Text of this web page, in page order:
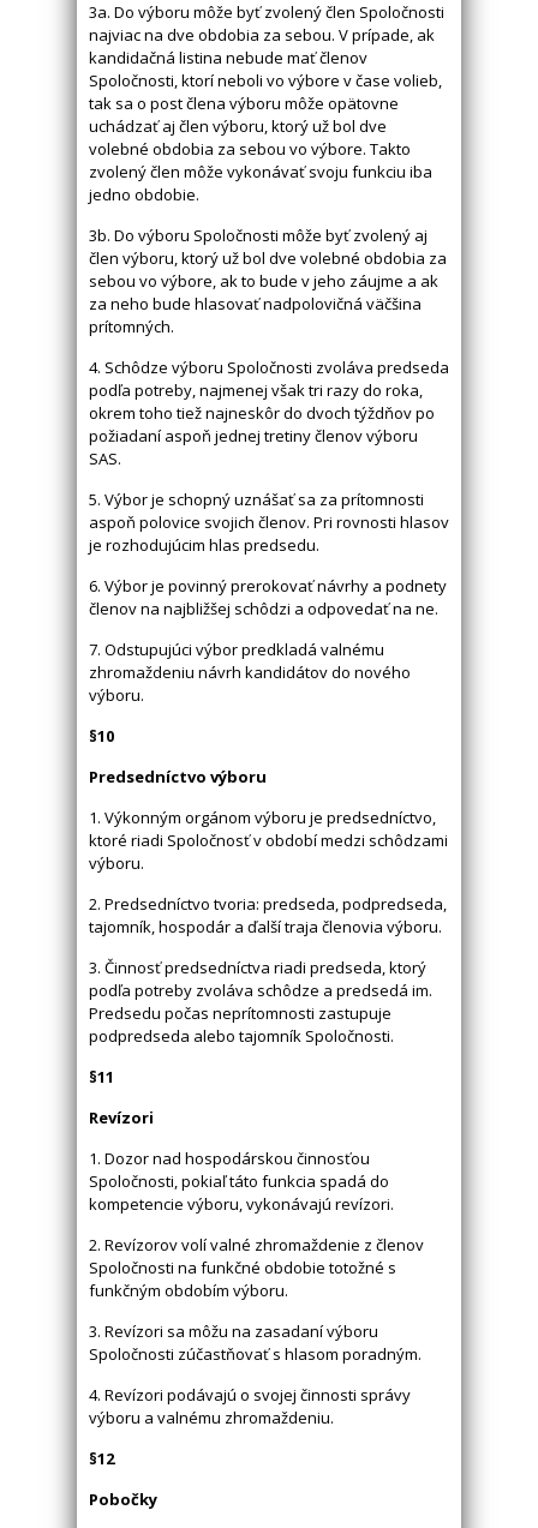
3a. Do výboru môže byť zvolený člen Spoločnosti
najviac na dve obdobia za sebou. V prípade, ak
kandidačná listina nebude mať členov
Spoločnosti, ktorí neboli vo výbore v čase volieb,
tak sa o post člena výboru môže opätovne
uchádzať aj člen výboru, ktorý už bol dve
volebné obdobia za sebou vo výbore. Takto
zvolený člen môže vykonávať svoju funkciu iba
jedno obdobie.
3b. Do výboru Spoločnosti môže byť zvolený aj
člen výboru, ktorý už bol dve volebné obdobia za
sebou vo výbore, ak to bude v jeho záujme a ak
za neho bude hlasovať nadpolovičná väčšina
prítomných.
4. Schôdze výboru Spoločnosti zvoláva predseda
podľa potreby, najmenej však tri razy do roka,
okrem toho tiež najneskôr do dvoch týždňov po
požiadaní aspoň jednej tretiny členov výboru
SAS.
5. Výbor je schopný uznášať sa za prítomnosti
aspoň polovice svojich členov. Pri rovnosti hlasov
je rozhodujúcim hlas predsedu.
6. Výbor je povinný prerokovať návrhy a podnety
členov na najbližšej schôdzi a odpovedať na ne.
7. Odstupujúci výbor predkladá valnému
zhromaždeniu návrh kandidátov do nového
výboru.
§10
Predsedníctvo výboru
1. Výkonným orgánom výboru je predsedníctvo,
ktoré riadi Spoločnosť v období medzi schôdzami
výboru.
2. Predsedníctvo tvoria: predseda, podpredseda,
tajomník, hospodár a ďalší traja členovia výboru.
3. Činnosť predsedníctva riadi predseda, ktorý
podľa potreby zvoláva schôdze a predsedá im.
Predsedu počas neprítomnosti zastupuje
podpredseda alebo tajomník Spoločnosti.
§11
Revízori
1. Dozor nad hospodárskou činnosťou
Spoločnosti, pokiaľ táto funkcia spadá do
kompetencie výboru, vykonávajú revízori.
2. Revízorov volí valné zhromaždenie z členov
Spoločnosti na funkčné obdobie totožné s
funkčným obdobím výboru.
3. Revízori sa môžu na zasadaní výboru
Spoločnosti zúčastňovať s hlasom poradným.
4. Revízori podávajú o svojej činnosti správy
výboru a valnému zhromaždeniu.
§12
Pobočky